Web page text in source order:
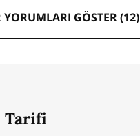
YORUMLARI GÖSTER (12)
Tarifi